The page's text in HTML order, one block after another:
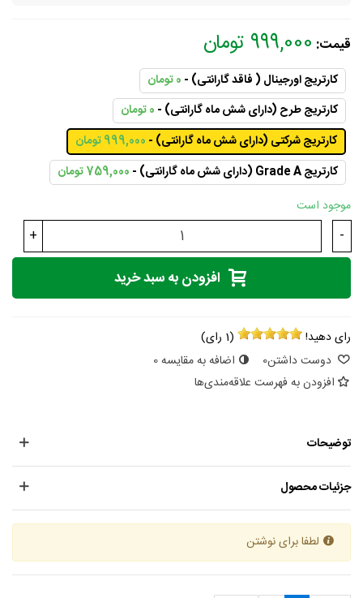
قیمت: 999,000 تومان
کارتریج اورجینال ( فاقد گارانتی) - 0 تومان
کارتریج طرح (دارای شش ماه گارانتی) - 0 تومان
کارتریج شرکتی (دارای شش ماه گارانتی) - 999,000 تومان
کارتریج Grade A (دارای شش ماه گارانتی) -
759,000 تومان
موجود است
-
+
افزودن به سبد خرید
رای دهید! (
1 رای)
دوست داشتن0 اضافه به مقایسه0
افزودن به فهرست علاقه‌مندی‌ها
توضیحات
جزئیات محصول
لطفا برای نوشتن